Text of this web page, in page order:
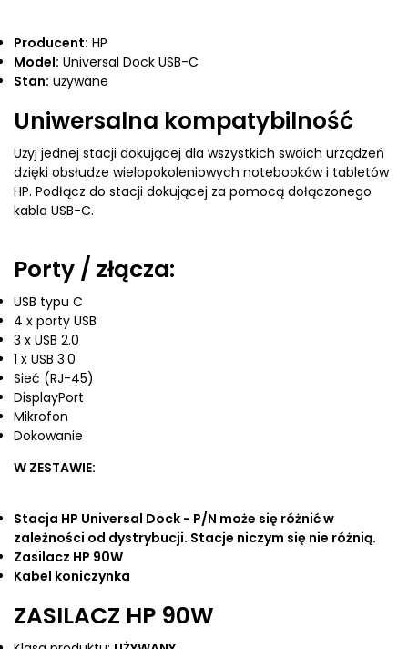
Producent: HP
Model: Universal Dock USB-C
Stan: używane
Uniwersalna kompatybilność
Użyj jednej stacji dokującej dla wszystkich swoich urządzeń
dzięki obsłudze wielopokoleniowych notebooków i tabletów
HP. Podłącz do stacji dokującej za pomocą dołączonego
kabla USB-C.
Porty / złącza:
USB typu C
4 x porty USB
3 x USB 2.0
1 x USB 3.0
Sieć (RJ-45)
DisplayPort
Mikrofon
Dokowanie
W ZESTAWIE:
Stacja HP Universal Dock - P/N może się różnić w
zależności od dystrybucji. Stacje niczym się nie różnią.
Zasilacz HP 90W
Kabel koniczynka
ZASILACZ HP 90W